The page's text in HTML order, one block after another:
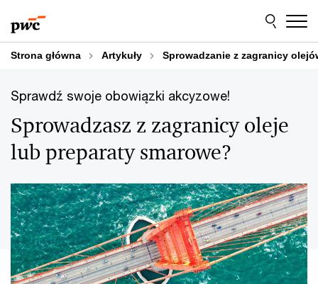
do
treści
do
stopki
Strona główna Artykuły Sprowadzanie z zagranicy
Sprawdź swoje obowiązki akcyzowe!
Sprowadzasz z zagranicy oleje
lub preparaty smarowe?